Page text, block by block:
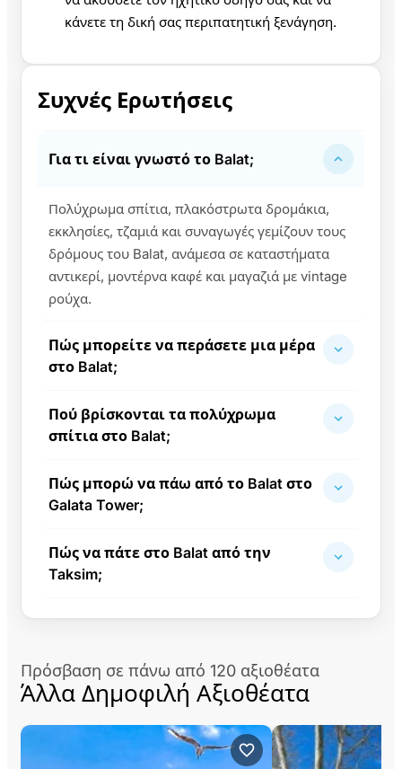
κάνετε τη δική σας περιπατητική ξενάγηση.
Συχνές Ερωτήσεις
Για τι είναι γνωστό το Balat;
Πολύχρωμα σπίτια, πλακόστρωτα δρομάκια,
εκκλησίες, τζαμιά και συναγωγές γεμίζουν τους
δρόμους του Balat, ανάμεσα σε καταστήματα
αντικερί, μοντέρνα καφέ και μαγαζιά με vintage
ρούχα.
Πώς μπορείτε να περάσετε μια μέρα
στο Balat;
Πού βρίσκονται τα πολύχρωμα
σπίτια στο Balat;
Πώς μπορώ να πάω από το Balat στο
Galata Tower;
Πώς να πάτε στο Balat από την
Taksim;
Πρόσβαση σε πάνω από 120 αξιοθέατα
Άλλα Δημοφιλή Αξιοθέατα